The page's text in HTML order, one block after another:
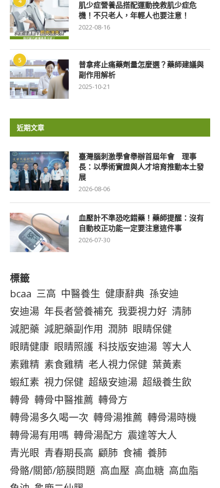
肌少症營養品搭配運動挽救肌少症危
機！不只老人，年輕人也要注意！
2022-08-16
5
普拿疼止痛藥劑量怎麼選？藥師建議與
副作用解析
2025-10-21
近期文章
臺灣腦刺激學會舉辦首屆年會 理事
長：以學術實證與人才培育推動本土發
展
2026-08-06
血壓計不準恐吃錯藥！藥師提醒：沒有
自動校正功能一定要注意這件事
2026-07-30
標籤
bcaa 三高 中醫養生 健康辭典 孫安迪
安迪湯 年長者營養補充 我要視力好 清肺
減肥藥 減肥藥副作用 潤肺 眼睛保健
眼睛健康 眼睛照護 科技版安迪湯 等大人
素雞精 素食雞精 老人視力保健 葉黃素
蝦紅素 視力保健 超級安迪湯 超級養生飲
轉骨 轉骨中醫推薦 轉骨方
轉骨湯多久喝一次 轉骨湯推薦 轉骨湯時機
轉骨湯有用嗎 轉骨湯配方 震達等大人
青光眼 青春期長高 顧肺 食補 養肺
骨骼/關節/筋膜問題 高血壓 高血糖 高血脂